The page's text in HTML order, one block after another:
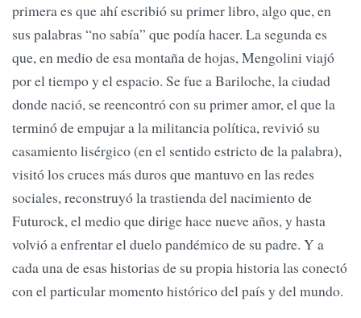
primera es que ahí escribió su primer libro, algo que, en
sus palabras “no sabía” que podía hacer. La segunda es
que, en medio de esa montaña de hojas, Mengolini viajó
por el tiempo y el espacio. Se fue a Bariloche, la ciudad
donde nació, se reencontró con su primer amor, el que la
terminó de empujar a la militancia política, revivió su
casamiento lisérgico (en el sentido estricto de la palabra),
visitó los cruces más duros que mantuvo en las redes
sociales, reconstruyó la trastienda del nacimiento de
Futurock, el medio que dirige hace nueve años, y hasta
volvió a enfrentar el duelo pandémico de su padre. Y a
cada una de esas historias de su propia historia las conectó
con el particular momento histórico del país y del mundo.